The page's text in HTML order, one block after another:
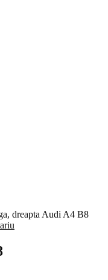
dreapta Audi A4 B8